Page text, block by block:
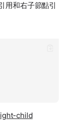
用和右子節點引
child